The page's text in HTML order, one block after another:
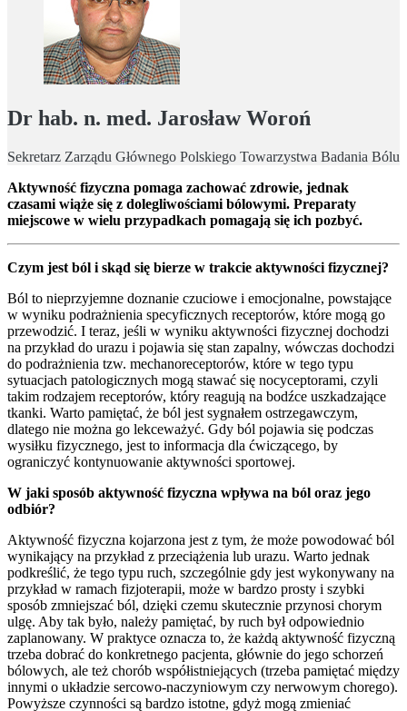
Dr hab. n. med. Jarosław Woroń
Sekretarz Zarządu Głównego Polskiego Towarzystwa Badania Bólu
Aktywność fizyczna pomaga zachować zdrowie, jednak
czasami wiąże się z dolegliwościami bólowymi. Preparaty
miejscowe w wielu przypadkach pomagają się ich pozbyć.
Czym jest ból i skąd się bierze w trakcie aktywności fizycznej?
Ból to nieprzyjemne doznanie czuciowe i emocjonalne, powstające
w wyniku podrażnienia specyficznych receptorów, które mogą go
przewodzić. I teraz, jeśli w wyniku aktywności fizycznej dochodzi
na przykład do urazu i pojawia się stan zapalny, wówczas dochodzi
do podrażnienia tzw. mechanoreceptorów, które w tego typu
sytuacjach patologicznych mogą stawać się nocyceptorami, czyli
takim rodzajem receptorów, który reagują na bodźce uszkadzające
tkanki. Warto pamiętać, że ból jest sygnałem ostrzegawczym,
dlatego nie można go lekceważyć. Gdy ból pojawia się podczas
wysiłku fizycznego, jest to informacja dla ćwiczącego, by
ograniczyć kontynuowanie aktywności sportowej.
W jaki sposób aktywność fizyczna wpływa na ból oraz jego
odbiór?
Aktywność fizyczna kojarzona jest z tym, że może powodować ból
wynikający na przykład z przeciążenia lub urazu. Warto jednak
podkreślić, że tego typu ruch, szczególnie gdy jest wykonywany na
przykład w ramach fizjoterapii, może w bardzo prosty i szybki
sposób zmniejszać ból, dzięki czemu skutecznie przynosi chorym
ulgę. Aby tak było, należy pamiętać, by ruch był odpowiednio
zaplanowany. W praktyce oznacza to, że każdą aktywność fizyczną
trzeba dobrać do konkretnego pacjenta, głównie do jego schorzeń
bólowych, ale też chorób współistniejących (trzeba pamiętać między
innymi o układzie sercowo-naczyniowym czy nerwowym chorego).
Powyższe czynności są bardzo istotne, gdyż mogą zmieniać